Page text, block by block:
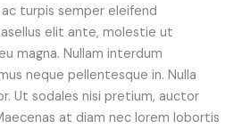
turpis semper eleifend
elit ante, molestie ut
magna. Nullam interdum
neque pellentesque in. Nulla
Ut sodales nisi pretium, auctor
at diam nec lorem lobortis